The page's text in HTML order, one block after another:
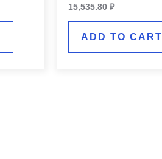
Rated
out
15,535.80 ₽
ADD TO CART